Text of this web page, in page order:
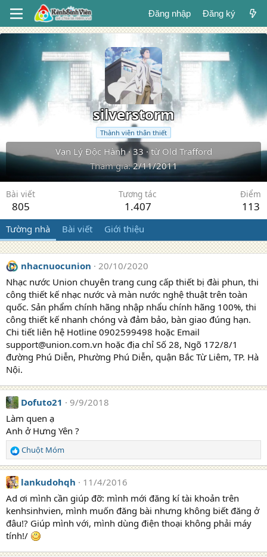
Đăng nhập Đăng ký
silverstorm
Thành viên thân thiết
Vạn Lý Độc Hành ·33·từ Old Trafford
Tham gia 2/11/2011
Bài viết
805
Tương tác
1.407
Điểm
113
Tường nhà Bài viết Giới thiệu
nhacnuocunion
20/10/2020
Nhạc nước Union chuyên trang cung cấp thiết bị đài phun, thi
công thiết kế nhạc nước và màn nước nghệ thuật trên toàn
quốc. Sản phẩm chính hãng nhập nhẩu chính hãng 100%, thi
công thiết kế nhanh chóng và đảm bảo, bàn giao đúng hạn.
Chi tiết liên hệ Hotline 0902599498 hoặc Email
support@union.com.vn hoặc địa chỉ Số 28, Ngõ 172/8/1
đường Phú Diễn, Phường Phú Diễn, quận Bắc Từ Liêm, TP. Hà
Nội.
Dofuto21
9/9/2018
Làm quen ạ
Anh ở Hưng Yên ?
R
e
a
c
t
i
o
n
s
:
Chuột Móm
lankudohqh
11/4/2016
Ad ơi mình cần giúp đỡ: mình mới đăng kí tài khoản trên
kenhsinhvien, mình muốn đăng bài nhưng không biết đăng ở
đâu!? Giúp mình với, mình dùng điện thoại không phải máy
tính!/